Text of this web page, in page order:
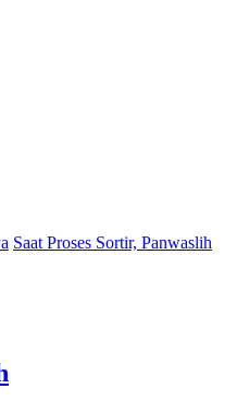
Saat Proses Sortir, Panwaslih